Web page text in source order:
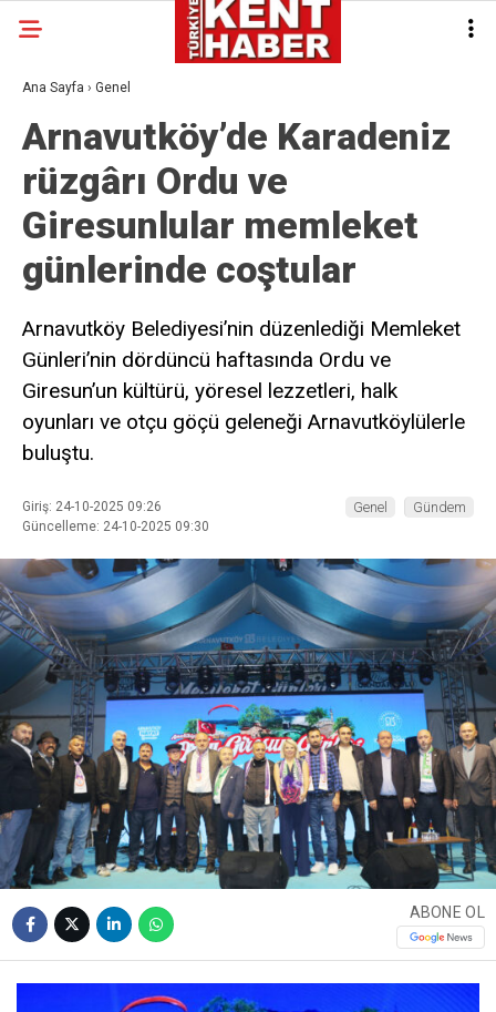
Ana Sayfa › Genel
Arnavutköy’de Karadeniz
rüzgârı Ordu ve
Giresunlular memleket
günlerinde coştular
Arnavutköy Belediyesi’nin düzenlediği Memleket
Günleri’nin dördüncü haftasında Ordu ve
Giresun’un kültürü, yöresel lezzetleri, halk
oyunları ve otçu göçü geleneği Arnavutköylülerle
buluştu.
Giriş: 24-10-2025 09:26
Güncelleme: 24-10-2025 09:30
Genel Gündem
ABONE OL